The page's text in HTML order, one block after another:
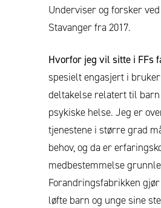
Underviser og forsker
Stavanger fra 2017.
Hvorfor jeg vil sitte i FFs
spesielt engasjert i
deltakelse relatert til
psykiske helse. Jeg er
tjenestene i større grad
behov, og da er
medbestemmelse
Forandringsfabrikken
løfte barn og unge sine